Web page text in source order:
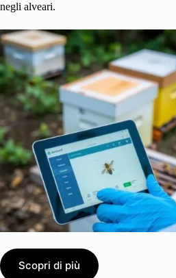
negli alveari.
Scopri di più